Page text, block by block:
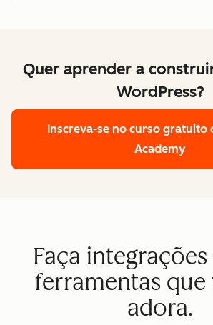
Quer aprender a
WordPress?
Inscreva-se no curso gratuito
Academy
Faça
ferramentas que
adora.